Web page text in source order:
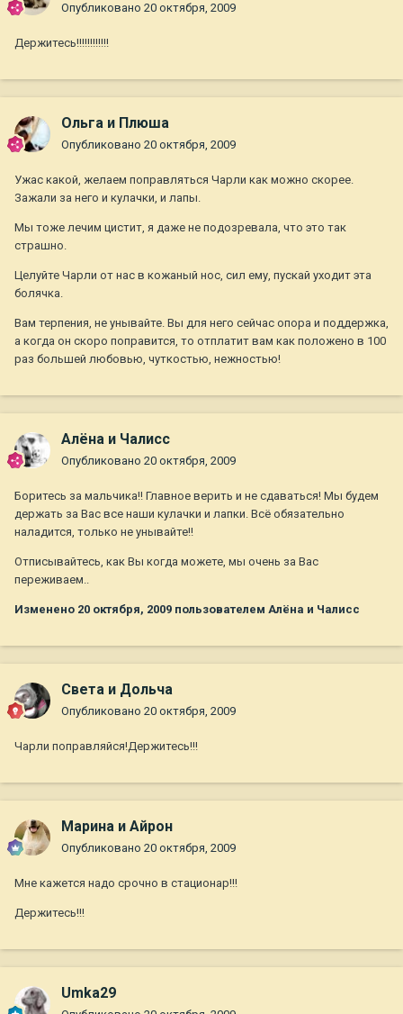
Опубликовано 20 октября, 2009
Держитесь!!!!!!!!!!!!
Ольга и Плюша
Опубликовано 20 октября, 2009
Ужас какой, желаем поправляться Чарли как можно скорее.
Зажали за него и кулачки, и лапы.
Мы тоже лечим цистит, я даже не подозревала, что это так
страшно.
Целуйте Чарли от нас в кожаный нос, сил ему, пускай уходит эта
болячка.
Вам терпения, не унывайте. Вы для него сейчас опора и поддержка,
а когда он скоро поправится, то отплатит вам как положено в 100
раз большей любовью, чуткостью, нежностью!
Алёна и Чалисс
Опубликовано 20 октября, 2009
Боритесь за мальчика!! Главное верить и не сдаваться! Мы будем
держать за Вас все наши кулачки и лапки. Всё обязательно
наладится, только не унывайте!!
Отписывайтесь, как Вы когда можете, мы очень за Вас
переживаем..
Изменено 20 октября, 2009 пользователем Алёна и Чалисс
Света и Дольча
Опубликовано 20 октября, 2009
Чарли поправляйся!Держитесь!!!
Марина и Айрон
Опубликовано 20 октября, 2009
Мне кажется надо срочно в стационар!!!
Держитесь!!!
Umka29